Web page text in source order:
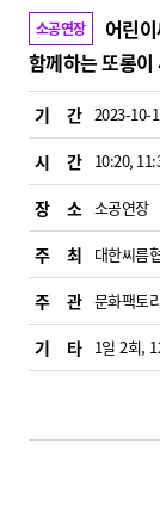
소공연장
어린
함께하는 또롱
기 간 2023-10-
시 간 10:20,
장 소 소공연장
주 최 대한씨름
주 관 문화팩토
기 타 1일 2회,